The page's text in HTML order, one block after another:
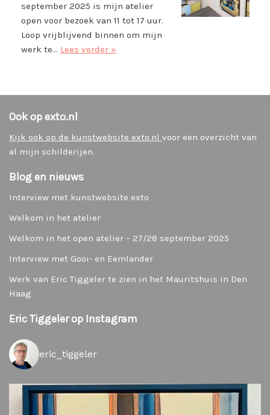
september 2025 is mijn atelier
open voor bezoek van 11 tot 17 uur.
Loop vrijblijvend binnen om mijn
werk te… Lees verder »
Ook op exto.nl
Kijk ook op de kunstwebsite exto.nl voor een overzicht van
al mijn schilderijen.
Blog en nieuws
Interview met kunstwebsite exto
Welkom in het atelier
Welkom in het open atelier – 27/28 september 2025
Interview met Gooi- en Eemlander
Werk van Eric Tiggeler te zien in het Mauritshuis in Den
Haag
Eric Tiggeler op Instagram
eric_tiggeler